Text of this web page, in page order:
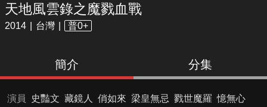
天地風雲錄之魔戮血戰
2014 台灣 普0+
簡介 分集
演員 史豔文 藏鏡人 俏如來 梁皇無忌 戮世魔羅 憶無心